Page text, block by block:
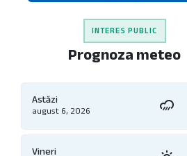
INTERES PUBLIC
Prognoza meteo
Astăzi
august 6, 2026
Vineri